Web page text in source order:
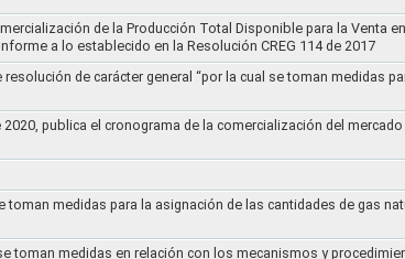
de la Producción Total Disponible para la Venta en
a lo establecido en la Resolución CREG 114 de 2017
de carácter general “por la cual se toman medidas
publica el cronograma de la comercialización del
medidas para la asignación de las cantidades de gas
toman medidas en relación con los mecanismos y